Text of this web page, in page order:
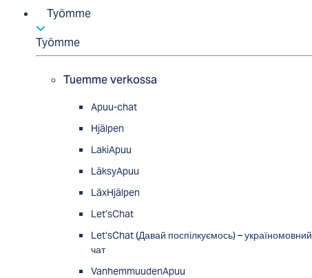
Työmme
Työmme
Tuemme verkossa
Apuu-chat
Hjälpen
LakiApuu
LäksyApuu
LäxHjälpen
Let’sChat
Let’sChat (Давай поспілкуємось) – україномовний
чат
VanhemmuudenApuu